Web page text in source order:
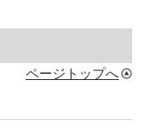
ページトップへ